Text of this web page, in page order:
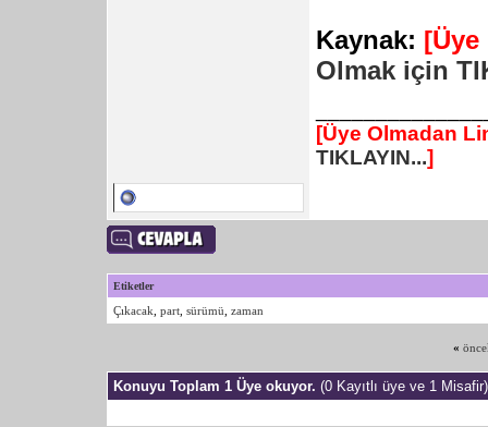
Kaynak:
Olmak için
[Üye Olmadan
TIKLAYIN...]
Etiketler
Çıkacak part sürümü zaman
«
Konuyu Toplam 1 Üye okuyor. (0 Kayıtlı üye ve 1 Misafir)